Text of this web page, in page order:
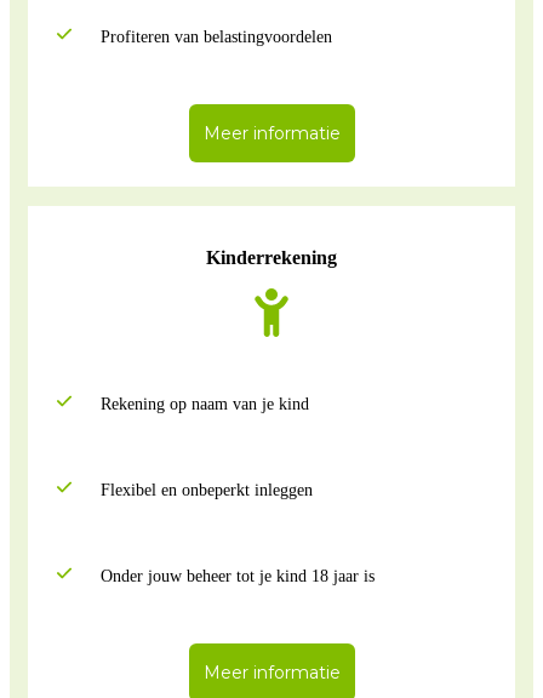
Profiteren van belastingvoordelen
Meer informatie
Kinderrekening
Rekening op naam van je kind
Flexibel en onbeperkt inleggen
Onder jouw beheer tot je kind 18 jaar is
Meer informatie